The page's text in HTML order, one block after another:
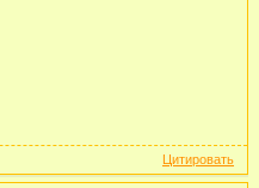
Цитировать